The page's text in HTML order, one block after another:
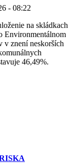
- 08:22
na skládkach
Environmentálnom
v znení neskorších
46,49%.